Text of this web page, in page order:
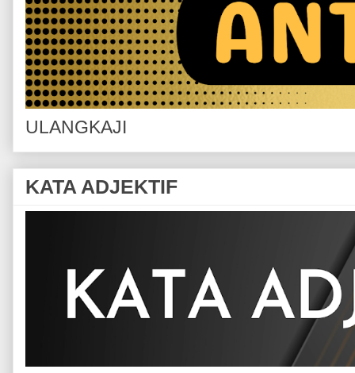
ULANGKAJI
KATA ADJEKTIF